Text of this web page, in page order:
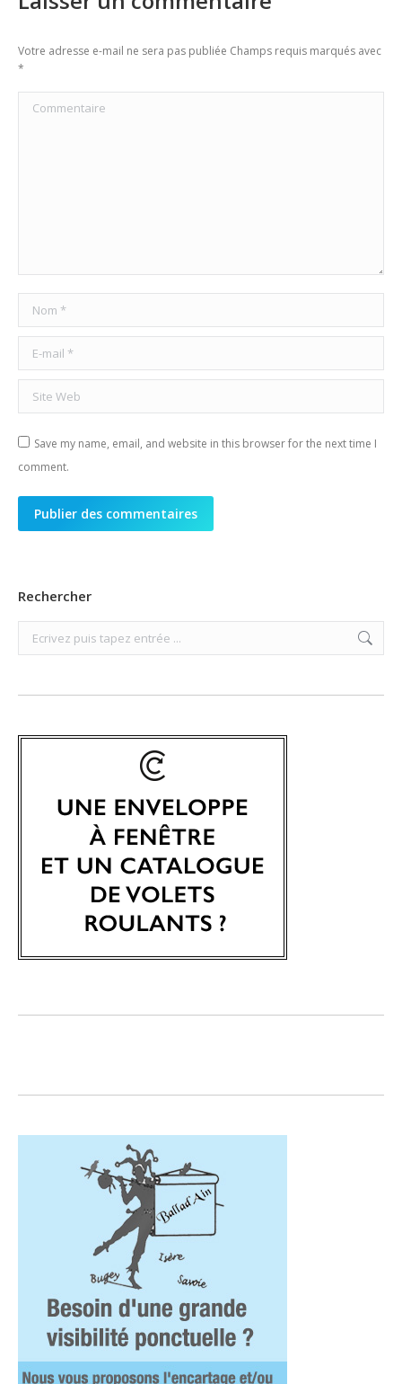
Votre adresse e-mail ne sera pas publiée Champs requis marqués avec
*
Commentaire
Nom *
E-mail *
Site Web
Save my name, email, and website in this browser for the next time I
comment.
Publier des commentaires
Rechercher
Search: